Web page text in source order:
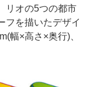
リオの5つの都市
フを描いたデザイ
幅×高さ×奥行)、